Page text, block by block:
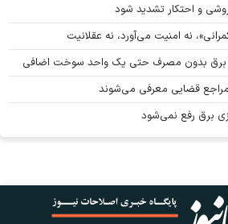
و احتکار تشدید شود
نه امنیت می‌آورد، نه عقلانیت
مراجع قضایی معرفی می‌شوند
برق رفع نمی‌شود